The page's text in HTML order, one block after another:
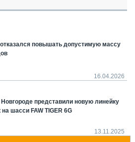
ТЕХНИКИ
повышать допустимую массу
16.04.2026
представили новую линейку
шасси FAW TIGER 6G
13.11.2025